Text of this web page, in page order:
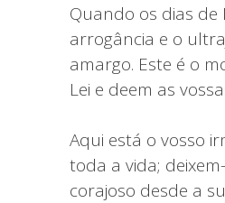
Quando os dias de
arrogância e o
amargo. Este é o
Lei e deem as
Aqui está o vosso
toda a vida;
corajoso desde a